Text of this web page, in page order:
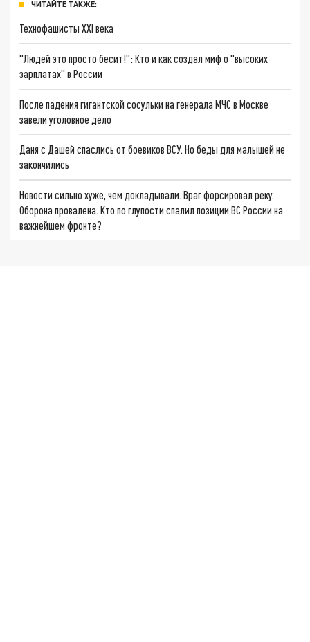
ЧИТАЙТЕ ТАКЖЕ:
Технофашисты XXI века
"Людей это просто бесит!": Кто и как создал миф о "высоких
зарплатах" в России
После падения гигантской сосульки на генерала МЧС в Москве
завели уголовное дело
Даня с Дашей спаслись от боевиков ВСУ. Но беды для малышей не
закончились
Новости сильно хуже, чем докладывали. Враг форсировал реку.
Оборона провалена. Кто по глупости спалил позиции ВС России на
важнейшем фронте?